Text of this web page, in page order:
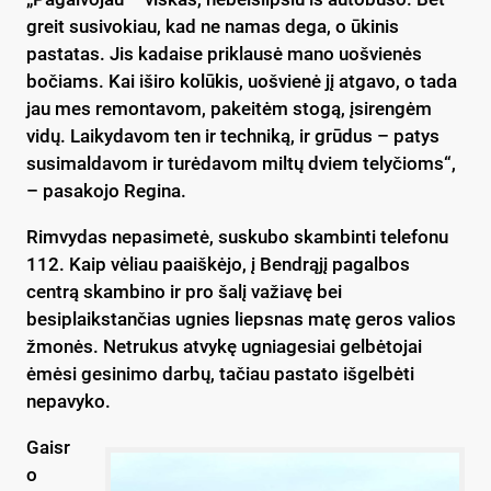
greit susivokiau, kad ne namas dega, o ūkinis
pastatas. Jis kadaise priklausė mano uošvienės
bočiams. Kai iširo kolūkis, uošvienė jį atgavo, o tada
jau mes remontavom, pakeitėm stogą, įsirengėm
vidų. Laikydavom ten ir techniką, ir grūdus – patys
susimaldavom ir turėdavom miltų dviem telyčioms“,
– pasakojo Regina.
Rimvydas nepasimetė, suskubo skambinti telefonu
112. Kaip vėliau paaiškėjo, į Bendrąjį pagalbos
centrą skambino ir pro šalį važiavę bei
besiplaikstančias ugnies liepsnas matę geros valios
žmonės. Netrukus atvykę ugniagesiai gelbėtojai
ėmėsi gesinimo darbų, tačiau pastato išgelbėti
nepavyko.
Gaisr
o